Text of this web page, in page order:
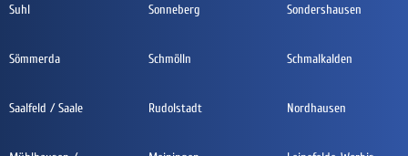
Suhl Sonneberg Sondershausen
Sömmerda Schmölln Schmalkalden
Saalfeld / Saale Rudolstadt Nordhausen